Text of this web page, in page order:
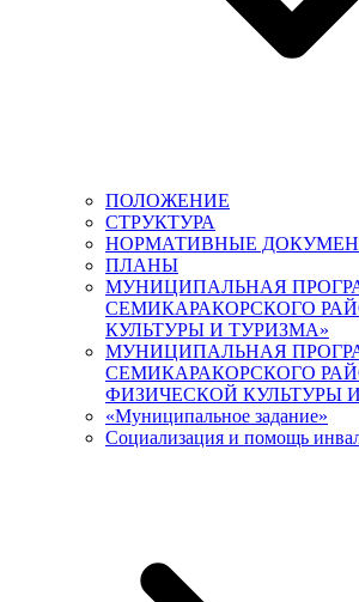
ПОЛОЖЕНИЕ
СТРУКТУРА
НОРМАТИВНЫЕ
ПЛАНЫ
МУНИЦИПАЛЬНАЯ
СЕМИКАРАКОРСКОГО
КУЛЬТУРЫ И ТУРИЗМА»
МУНИЦИПАЛЬНАЯ
СЕМИКАРАКОРСКОГО
ФИЗИЧЕСКОЙ КУЛЬТУРЫ
«Муниципальное задание»
Социализация и помощь